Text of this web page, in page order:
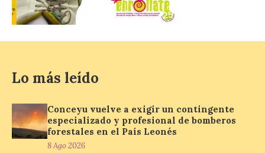
de…viaje. Una iniciativa
Enróllate, la Asociación
Conceyu País Llionés y el Diario de
jóvenes “Enredando.info”. Pilar Aller Aller
nos envía la décimo […]
Lo más leído
Conceyu vuelve a exigir un contingente
especializado y profesional de bomberos
forestales en el País Leonés
8 Ago 2026